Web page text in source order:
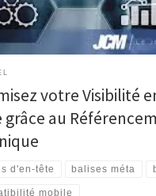
moteurs de recherche tels que
votre Visibilité
grâce au
d'en-tête balises méta
mobile